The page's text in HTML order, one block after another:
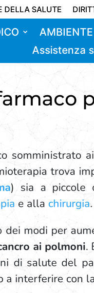
DELLA SALUTE
Assistenza
somministrato
trova
) sia a piccole
e alla chirurgia.
dei modi per
ai polmoni.
di salute del
a interferire con